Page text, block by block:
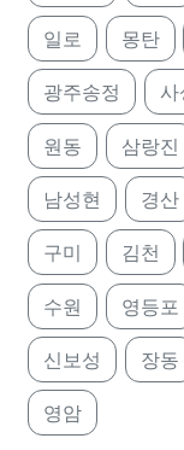
일로 몽탄
광주송정
원동 삼랑진
남성현 경산
구미 김천
수원 영등포
신보성 장동
영암